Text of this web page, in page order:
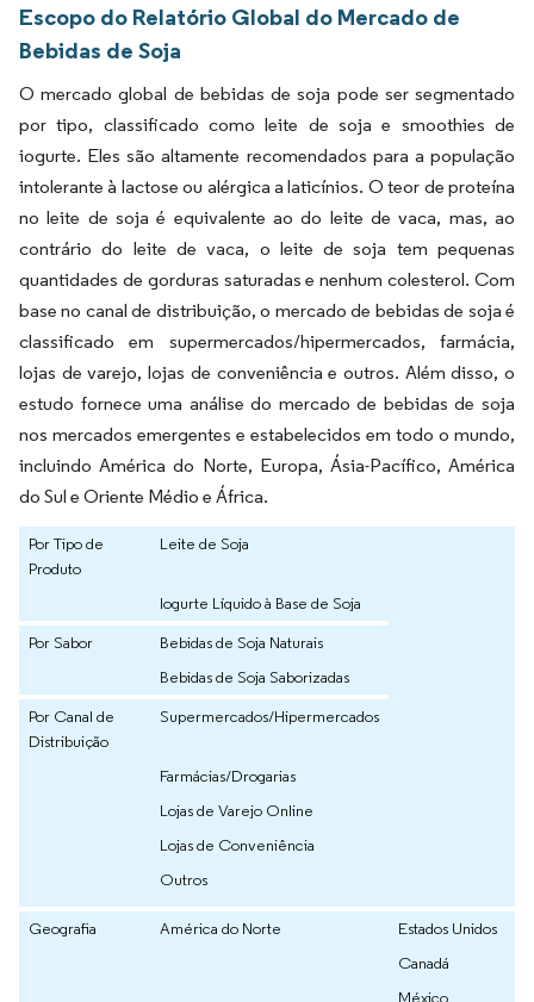
Escopo do Relatório Global do Mercado de
Bebidas de Soja
O mercado global de bebidas de soja pode ser segmentado
por tipo, classificado como leite de soja e smoothies de
iogurte. Eles são altamente recomendados para a população
intolerante à lactose ou alérgica a laticínios. O teor de proteína
no leite de soja é equivalente ao do leite de vaca, mas, ao
contrário do leite de vaca, o leite de soja tem pequenas
quantidades de gorduras saturadas e nenhum colesterol. Com
base no canal de distribuição, o mercado de bebidas de soja é
classificado em supermercados/hipermercados, farmácia,
lojas de varejo, lojas de conveniência e outros. Além disso, o
estudo fornece uma análise do mercado de bebidas de soja
nos mercados emergentes e estabelecidos em todo o mundo,
incluindo América do Norte, Europa, Ásia-Pacífico, América
do Sul e Oriente Médio e África.
Por Tipo de
Produto
Leite de Soja
Iogurte Líquido à Base de Soja
Por Sabor
Bebidas de Soja Naturais
Bebidas de Soja Saborizadas
Por Canal de
Distribuição
Supermercados/Hipermercados
Farmácias/Drogarias
Lojas de Varejo Online
Lojas de Conveniência
Outros
Geografia América do Norte
Estados Unidos
Canadá
México